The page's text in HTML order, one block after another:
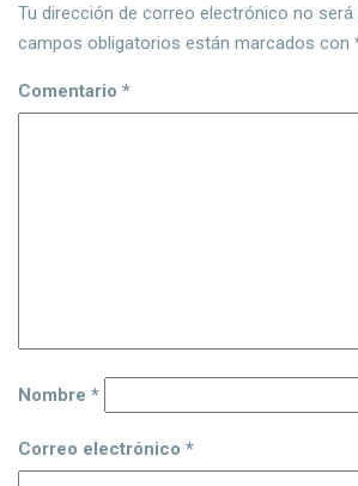
Tu dirección de correo electrónico no será
campos obligatorios están marcados con
Comentario *
Nombre *
Correo electrónico *